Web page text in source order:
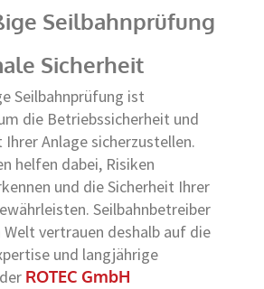
Seilbahnprüfung
Sicherheit
Seilbahnprüfung ist
die Betriebssicherheit und
Anlage sicherzustellen.
helfen dabei, Risiken
und die Sicherheit Ihrer
Seilbahnbetreiber
vertrauen deshalb auf die
und langjährige
ROTEC GmbH